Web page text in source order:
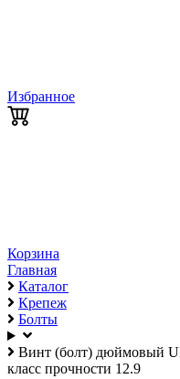
Избранное
Корзина
Главная
Каталог
Крепеж
Болты
Винт (болт) дюймовый
класс прочности 12.9